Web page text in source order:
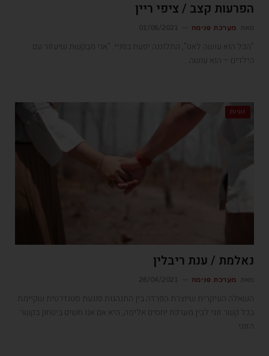
הפרעות קצב / ציפי ריין
מערכת פנימה
"הכל הוא עושה לאט", התלוננה יפעת בפניי. "אני מבקשת שיעזור עם
הילדים – הוא עושה…
זוגיות
נאלמת / ענת ריבלין
מערכת פנימה
השאלה העיקרית שיוצרת הפרדה בין התנהגות פוגעת סטנדרטית שקיימת
בכל קשר זוגי לבין מערכת יחסים אלימה, היא אם אנו חשים ביטחון בקשר
הזוגי